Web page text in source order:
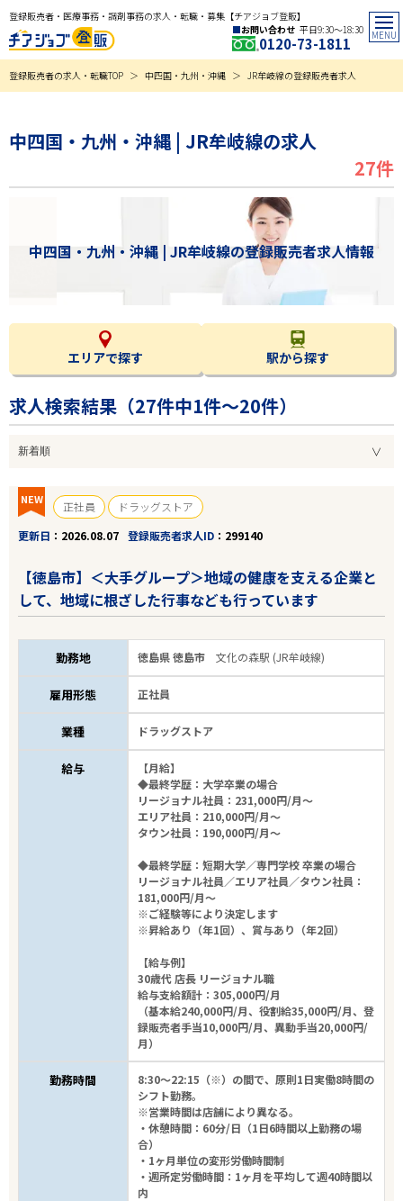
登録販売者・医療事務・調剤事務の求人・転職・募集【チアジョブ登販】
お問い合わせ 平日9:30〜18:30
0120-73-1811
登録販売者の求人・転職TOP 中四国・九州・沖縄 JR牟岐線の登録販売者求人
中四国・九州・沖縄 | JR牟岐線の求人
27件
中四国・九州・沖縄 | JR牟岐線の登録販売者求人情報
エリアで探す 駅から探す
求人検索結果（27件中1件～20件）
NEW 正社員
ドラッグストア
更新日
2026.08.07 登録販売者求人ID 299140
【徳島市】＜大手グループ＞地域の健康を支える企業と
して、地域に根ざした行事なども行っています
勤務地 徳島県 徳島市文化の森駅 (JR牟岐線)
雇用形態 正社員
業種 ドラッグストア
給与
【月給】
◆最終学歴：大学卒業の場合
リージョナル社員：231,000円/月～
エリア社員：210,000円/月～
タウン社員：190,000円/月～
◆最終学歴：短期大学／専門学校 卒業の場合
リージョナル社員／エリア社員／タウン社員：
181,000円/月～
※ご経験等により決定します
※昇給あり（年1回）、賞与あり（年2回）
【給与例】
30歳代 店長 リージョナル職
給与支給額計：305,000円/月
（基本給240,000円/月、役割給35,000円/月、登
録販売者手当10,000円/月、異動手当20,000円/
月）
勤務時間
8:30～22:15（※）の間で、原則1日実働8時間の
シフト勤務。
※営業時間は店舗により異なる。
・休憩時間：60分/日（1日6時間以上勤務の場
合）
・1ヶ月単位の変形労働時間制
・週所定労働時間：1ヶ月を平均して週40時間以
内